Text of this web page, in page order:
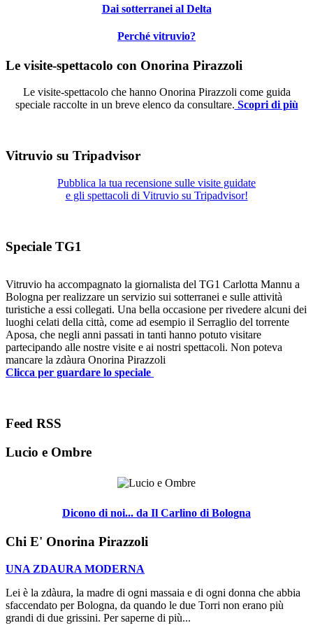
Dai sotterranei al Delta
Perché vitruvio?
Le visite-spettacolo con Onorina Pirazzoli
Le visite-spettacolo che hanno Onorina Pirazzoli come guida
speciale raccolte in un breve elenco da consultare. Scopri di più
Vitruvio su Tripadvisor
Pubblica la tua recensione sulle visite guidate
e gli spettacoli di Vitruvio su Tripadvisor!
Speciale TG1
Vitruvio ha accompagnato la giornalista del TG1 Carlotta Mannu a
Bologna per realizzare un servizio sui sotterranei e sulle attività
turistiche a essi collegati. Una bella occasione per rivedere alcuni dei
luoghi celati della città, come ad esempio il Serraglio del torrente
Aposa, che negli anni passati in tanti hanno potuto visitare
partecipando alle nostre visite e ai nostri spettacoli. Non poteva
mancare la zdàura Onorina Pirazzoli
Clicca per guardare lo speciale
Feed RSS
Lucio e Ombre
Dicono di noi... da Il Carlino di Bologna
Chi E' Onorina Pirazzoli
UNA ZDAURA MODERNA
Lei è la zdàura, la madre di ogni massaia e di ogni donna che abbia
sfaccendato per Bologna, da quando le due Torri non erano più
grandi di due grissini. Per saperne di più...